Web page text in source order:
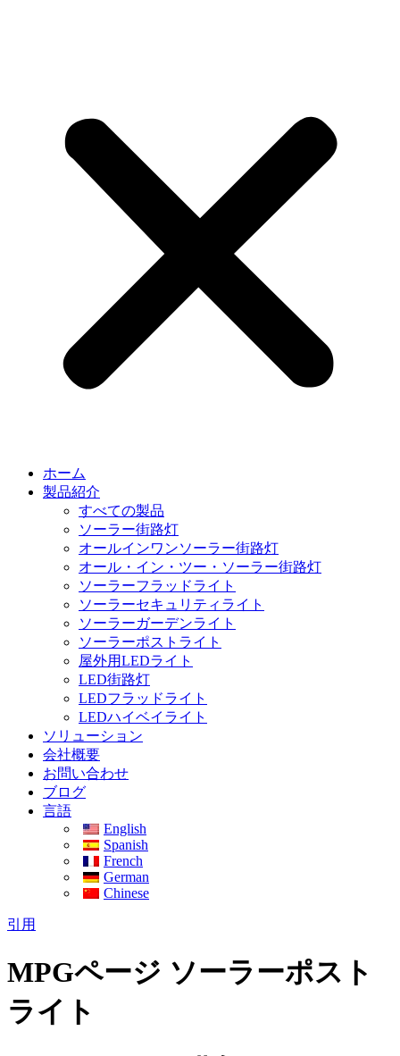
ホーム
製品紹介
すべての製品
ソーラー街路灯
オールインワンソーラー街路灯
オール・イン・ツー・ソーラー街路灯
ソーラーフラッドライト
ソーラーセキュリティライト
ソーラーガーデンライト
ソーラーポストライト
屋外用LEDライト
LED街路灯
LEDフラッドライト
LEDハイベイライト
ソリューション
会社概要
お問い合わせ
ブログ
言語
English
Spanish
French
German
Chinese
引用
MPGページ ソーラーポスト
ライト